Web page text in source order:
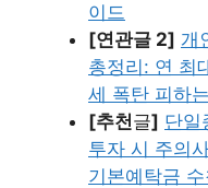
이드
[연관글 2] 개
총정리: 연 최
세 폭탄 피하
[추천글] 단일
투자 시 주의
기본예탁금